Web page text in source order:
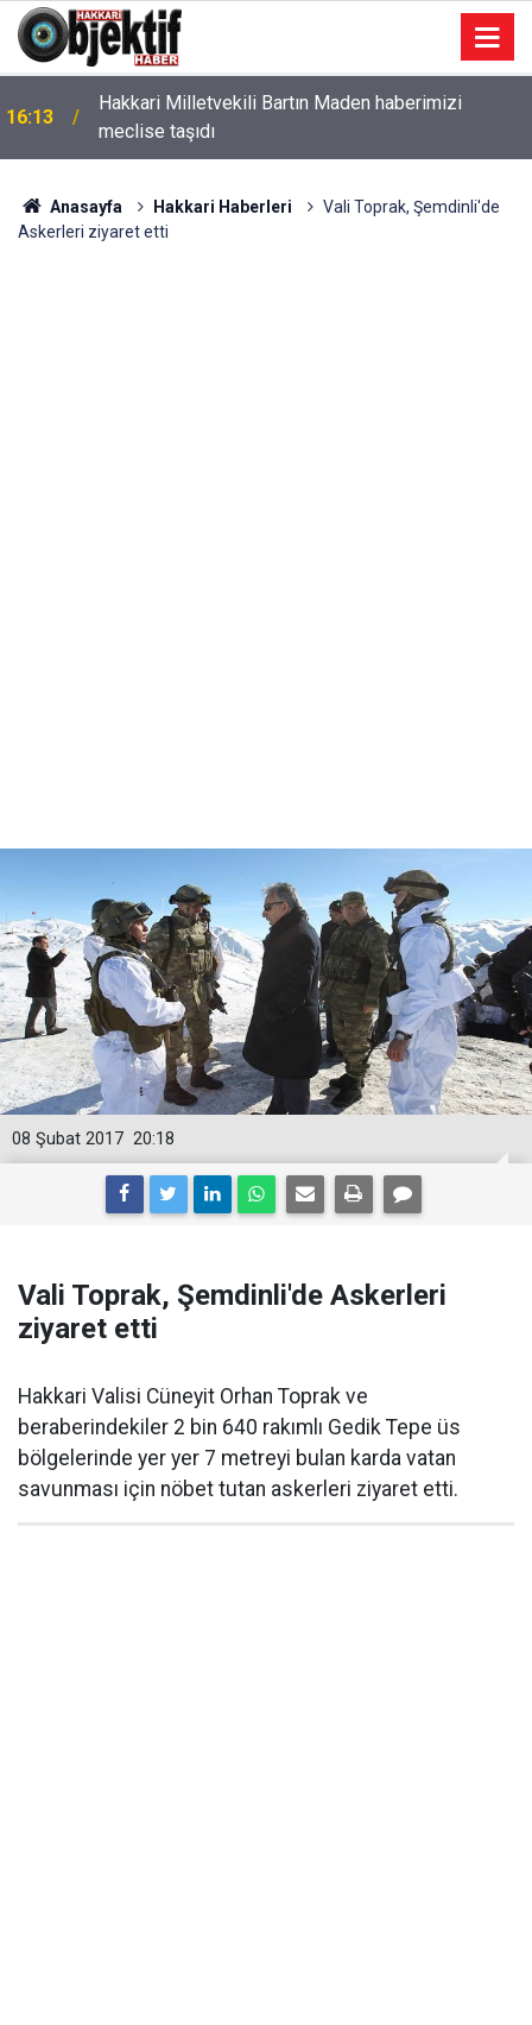
16:13
Hakkari Milletvekili Bartın Maden haberimizi
meclise taşıdı
Anasayfa Hakkari Haberleri
Vali Toprak, Şemdinli'de
Askerleri ziyaret etti
20:18
08 Şubat 2017
Vali Toprak, Şemdinli'de Askerleri
ziyaret etti
Hakkari Valisi Cüneyit Orhan Toprak ve
beraberindekiler 2 bin 640 rakımlı Gedik Tepe üs
bölgelerinde yer yer 7 metreyi bulan karda vatan
savunması için nöbet tutan askerleri ziyaret etti.